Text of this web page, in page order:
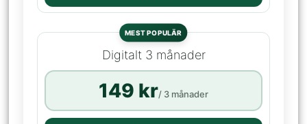
MEST POPULÄR
Digitalt 3 månader
149 kr/ 3 månader